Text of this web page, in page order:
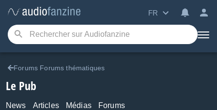
FR
Forums Forums thématiques
Le Pub
News Articles Médias Forums